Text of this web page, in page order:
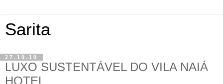
Sarita
27.10.10
LUXO SUSTENTÁVEL DO VILA NAIÁ
HOTEL